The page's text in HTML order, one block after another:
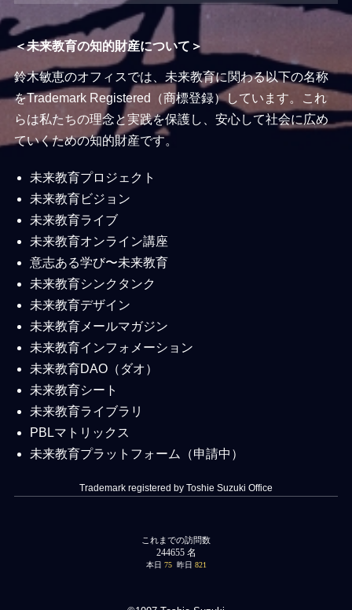
＜未来教育の知的財産について＞
鈴木敏恵のオフィスでは、未来教育に関わる以下の名称
をTrademark Registered（商標登録）しています。これ
らは私たちの理念と実践を保護し、安心して社会に広め
ていくための知的財産です。
未来教育プロジェクト
未来教育ビジョン
未来教育ライブ
未来教育オンライン講座
意志ある学び〜未来教育
未来教育シンクタンク
未来教育デザイン
未来教育メールマガジン
未来教育インフォメーション
未来教育DAO（ダオ）
未来教育シート
未来教育ライブラリ
PBLマトリックス
未来教育プラットフォーム（申請中）
Trademark registered by Toshie Suzuki Office